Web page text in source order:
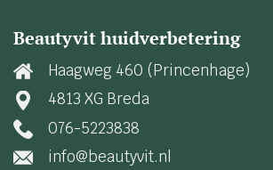
Beautyvit huidverbetering
Haagweg 460 (Princenhage)
4813 XG Breda
076-5223838
info@beautyvit.nl